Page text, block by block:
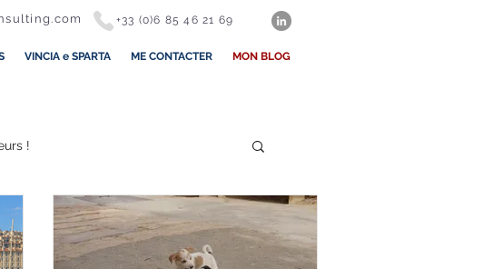
+33 (0)6 85 46 21 69
VINCIA e SPARTA ME CONTACTER MON BLOG
!